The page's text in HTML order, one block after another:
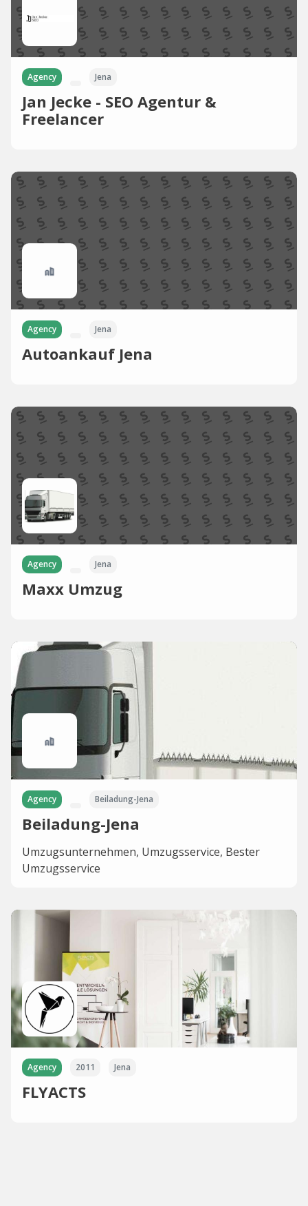
Agency Jena
Jan Jecke - SEO Agentur &
Freelancer
Agency Jena
Autoankauf Jena
Agency Jena
Maxx Umzug
Agency Beiladung-Jena
Beiladung-Jena
Umzugsunternehmen, Umzugsservice, Bester
Umzugsservice
Agency 2011 Jena
FLYACTS